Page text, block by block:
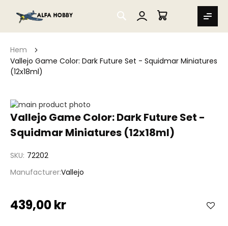
SEARCH
MIN VARUKORG
Hem
Vallejo Game Color: Dark Future Set - Squidmar Miniatures
(12x18ml)
Vallejo Game Color: Dark Future Set -
Squidmar Miniatures (12x18ml)
SKU 72202
ManufacturerVallejo
439,00 kr
Hoppa
till
av
Hoppa
början
bildgalleriet